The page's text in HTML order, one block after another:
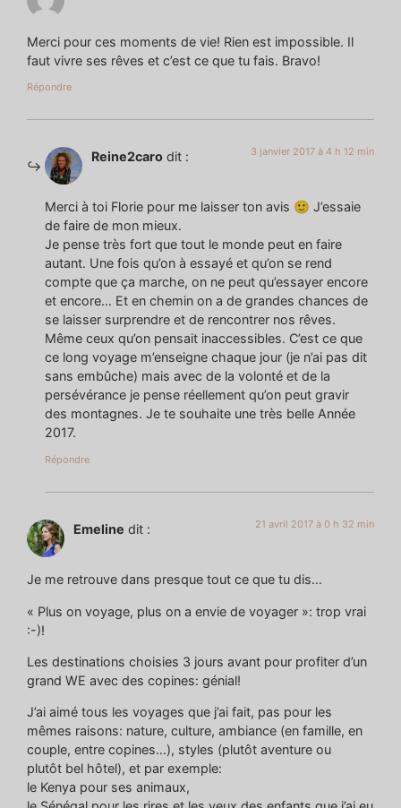
Merci pour ces moments de vie! Rien est impossible. Il
faut vivre ses rêves et c’est ce que tu fais. Bravo!
Répondre
Reine2caro dit : 3 janvier 2017 à 4 h 12 min
Merci à toi Florie pour me laisser ton avis 🙂 J’essaie
de faire de mon mieux.
Je pense très fort que tout le monde peut en faire
autant. Une fois qu’on à essayé et qu’on se rend
compte que ça marche, on ne peut qu’essayer encore
et encore… Et en chemin on a de grandes chances de
se laisser surprendre et de rencontrer nos rêves.
Même ceux qu’on pensait inaccessibles. C’est ce que
ce long voyage m’enseigne chaque jour (je n’ai pas dit
sans embûche) mais avec de la volonté et de la
persévérance je pense réellement qu’on peut gravir
des montagnes. Je te souhaite une très belle Année
2017.
Répondre
Emeline dit : 21 avril 2017 à 0 h 32 min
Je me retrouve dans presque tout ce que tu dis…
« Plus on voyage, plus on a envie de voyager »: trop vrai
:-)!
Les destinations choisies 3 jours avant pour profiter d’un
grand WE avec des copines: génial!
J’ai aimé tous les voyages que j’ai fait, pas pour les
mêmes raisons: nature, culture, ambiance (en famille, en
couple, entre copines…), styles (plutôt aventure ou
plutôt bel hôtel), et par exemple:
le Kenya pour ses animaux,